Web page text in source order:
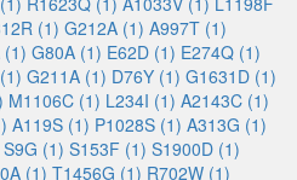
(1) G212A (1) A997T (1)
(1) G80A (1) E62D (1) E274Q (1)
G211A (1) D76Y (1) G1631D (1)
M1106C (1) L234I (1) A2143C (1)
A119S (1) P1028S (1) A313G (1)
S9G (1) S153F (1) S1900D (1)
(1) T1456G (1) R702W (1)